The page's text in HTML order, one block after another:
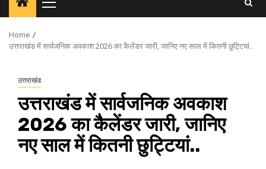
Primary
Menu
Home
उत्तराखंड में सार्वजनिक अवकाश 2026 का कैलेंडर जारी, जानिए नए साल में कितनी छुट्टियां..
उत्तराखंड
उत्तराखंड में सार्वजनिक अवकाश
2026 का कैलेंडर जारी, जानिए
नए साल में कितनी छुट्टियां..